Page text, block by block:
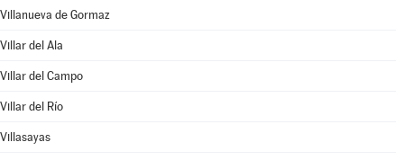
Villanueva de Gormaz
Villar del Ala
Villar del Campo
Villar del Río
Villasayas